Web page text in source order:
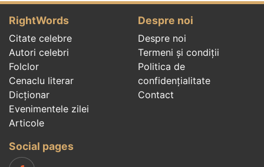
RightWords
Citate celebre
Autori celebri
Folclor
Cenaclu literar
Dicționar
Evenimentele zilei
Articole
Despre noi
Despre noi
Termeni și condiții
Politica de
confidenţialitate
Contact
Social pages